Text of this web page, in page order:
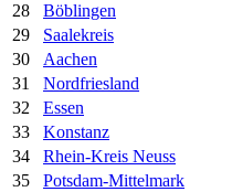
28
Böblingen
29
Saalekreis
30
Aachen
31
Nordfriesland
32
Essen
33
Konstanz
34
Rhein-Kreis Neuss
35
Potsdam-Mittelmark